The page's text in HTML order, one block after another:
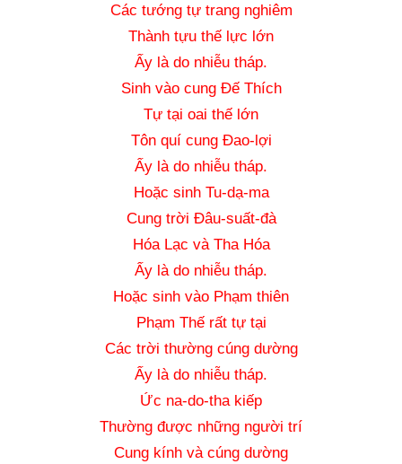
Các tướng tự trang nghiêm
Thành tựu thế lực lớn
Ấy là do nhiễu tháp.
Sinh vào cung Đế Thích
Tự tại oai thế lớn
Tôn quí cung Đao-lợi
Ấy là do nhiễu tháp.
Hoặc sinh Tu-dạ-ma
Cung trời Đâu-suất-đà
Hóa Lạc và Tha Hóa
Ấy là do nhiễu tháp.
Hoặc sinh vào Phạm thiên
Phạm Thế rất tự tại
Các trời thường cúng dường
Ấy là do nhiễu tháp.
Ức na-do-tha kiếp
Thường được những người trí
Cung kính và cúng dường